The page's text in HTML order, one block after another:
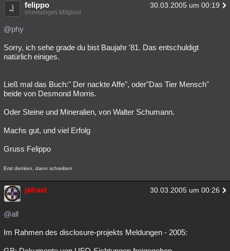
felippo 30.03.2005 um 00:19
ehemaliges Mitglied
@phy
Sorry, ich sehe grade du bist Baujahr '81. Das entschuldigt
natürlich einiges.
Ließ mal das Buch:" Der nackte Affe", oder"Das Tier Mensch"
beide von Desmond Morris.
Oder Steine und Mineralien, von Walter Schumann.
Machs gut, und viel Erfolg
Gruss Felippo
Erst denken, dann schreiben
jafrael 30.03.2005 um 00:26
@all
Im Rahmen des disclosure-projekts Meldungen - 2005: